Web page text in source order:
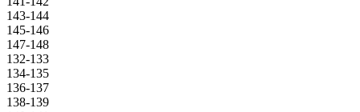
143-144
145-146
147-148
132-133
134-135
136-137
138-139